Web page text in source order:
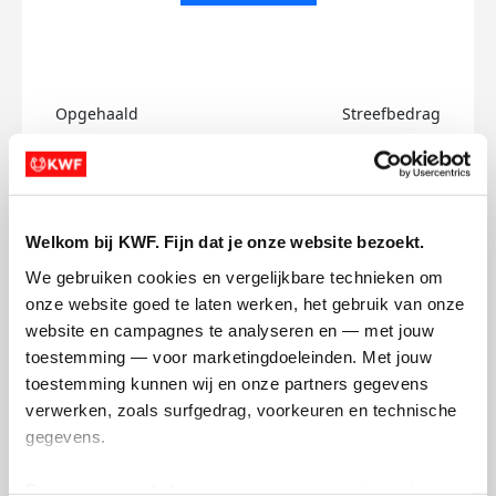
Welkom bij KWF. Fijn dat je onze website bezoekt.
We gebruiken cookies en vergelijkbare technieken om
onze website goed te laten werken, het gebruik van onze
website en campagnes te analyseren en — met jouw
toestemming — voor marketingdoeleinden. Met jouw
toestemming kunnen wij en onze partners gegevens
verwerken, zoals surfgedrag, voorkeuren en technische
gegevens.
Opgehaald Streefbedrag
Hassan's badges